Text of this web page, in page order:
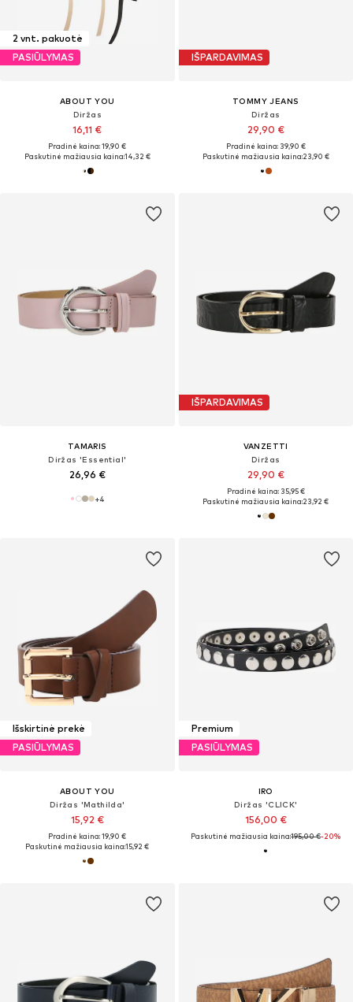
2 vnt. pakuotė
PASIŪLYMAS
ABOUT YOU
Diržas
16,11 €
Pradinė kaina: 19,90 €
Paskutinė mažiausia kaina:14,32 €
IŠPARDAVIMAS
TOMMY JEANS
Diržas
29,90 €
Pradinė kaina: 39,90 €
Paskutinė mažiausia kaina:23,90 €
TAMARIS
Diržas 'Essential'
26,96 €
+4
IŠPARDAVIMAS
VANZETTI
Diržas
29,90 €
Pradinė kaina: 35,95 €
Paskutinė mažiausia kaina:23,92 €
Išskirtinė prekė
PASIŪLYMAS
ABOUT YOU
Diržas 'Mathilda'
15,92 €
Pradinė kaina: 19,90 €
Paskutinė mažiausia kaina:15,92 €
Premium
PASIŪLYMAS
IRO
Diržas 'CLICK'
156,00 €
Paskutinė mažiausia kaina:195,00 €-20%